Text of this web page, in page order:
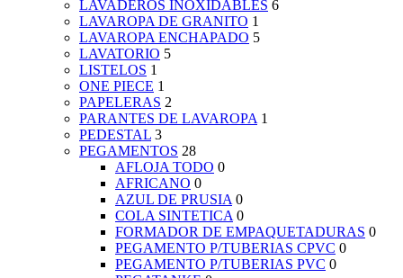
LAVADEROS INOXIDABLES 6
LAVAROPA DE GRANITO 1
LAVAROPA ENCHAPADO 5
LAVATORIO 5
LISTELOS 1
ONE PIECE 1
PAPELERAS 2
PARANTES DE LAVAROPA 1
PEDESTAL 3
PEGAMENTOS 28
AFLOJA TODO 0
AFRICANO 0
AZUL DE PRUSIA 0
COLA SINTETICA 0
FORMADOR DE EMPAQUETADURAS 0
PEGAMENTO P/TUBERIAS CPVC 0
PEGAMENTO P/TUBERIAS PVC 0